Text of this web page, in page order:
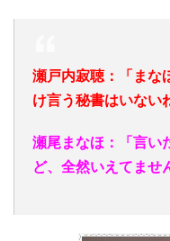
瀬戸内寂聴：「まな
け言う秘書はいない
瀬尾まなほ：「言い
ど、全然いえてませ